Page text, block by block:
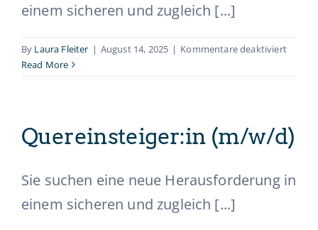
einem sicheren und zugleich [...]
By Laura Fleiter | August 14, 2025 | Kommentare deaktiviertfür
Read More
Quereinsteiger:in (m/w/d)
Sie suchen eine neue Herausforderung in
einem sicheren und zugleich [...]